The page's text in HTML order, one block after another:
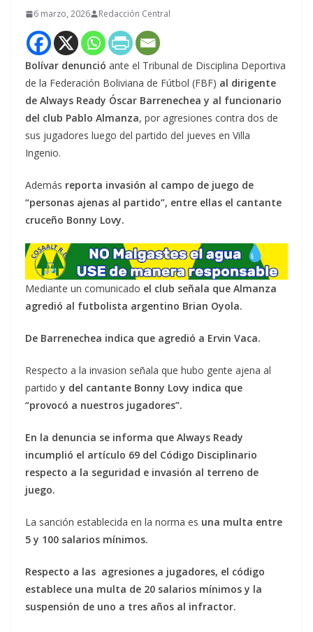
6 marzo, 2026 Redacción Central
Bolívar denunció ante el Tribunal de Disciplina Deportiva
de la Federación Boliviana de Fútbol (FBF) al dirigente
de Always Ready Óscar Barrenechea y al funcionario
del club Pablo Almanza, por agresiones contra dos de
sus jugadores luego del partido del jueves en Villa
Ingenio.
Además reporta invasión al campo de juego de
“personas ajenas al partido”, entre ellas el cantante
cruceño Bonny Lovy.
Mediante un comunicado el club señala que Almanza
agredió al futbolista argentino Brian Oyola.
De Barrenechea indica que agredió a Ervin Vaca.
Respecto a la invasion señala que hubo gente ajena al
partidoy del cantante Bonny Lovy indica que
“provocó a nuestros jugadores”.
En la denuncia se informa que Always Ready
incumplió el artículo 69 del Código Disciplinario
respecto a la seguridad e invasión al terreno de
juego.
La sanción establecida en la norma es una multa entre
5 y 100 salarios mínimos.
Respecto a las agresiones a jugadores, el código
establece una multa de 20 salarios mínimos y la
suspensión de uno a tres años al infractor.